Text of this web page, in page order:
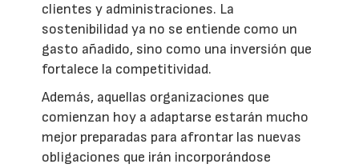
clientes y administraciones. La
sostenibilidad ya no se entiende como un
gasto añadido, sino como una inversión que
fortalece la competitividad.
Además, aquellas organizaciones que
comienzan hoy a adaptarse estarán mucho
mejor preparadas para afrontar las nuevas
obligaciones que irán incorporándose